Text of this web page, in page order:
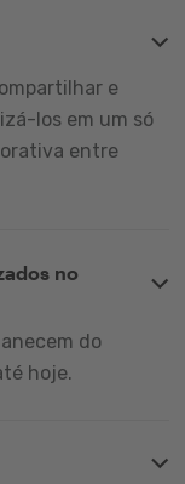
e
los em um só
entre
no
do
hoje.